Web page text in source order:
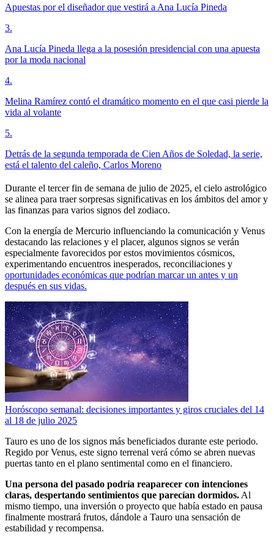
Apuestas por el diseñador que vestirá a Ana Lucía Pineda
3.
Ana Lucía Pineda llega a la posesión presidencial con una apuesta
por la moda nacional
4.
Melina Ramírez contó el dramático momento en el que casi pierde la
vida al volante
5.
Detrás de la segunda temporada de Cien Años de Soledad, la serie,
está el talento del caleño, Carlos Moreno
Durante el tercer fin de semana de julio de 2025, el cielo astrológico
se alinea para traer sorpresas significativas en los ámbitos del amor y
las finanzas para varios signos del zodiaco.
Con la energía de Mercurio influenciando la comunicación y Venus
destacando las relaciones y el placer, algunos signos se verán
especialmente favorecidos por estos movimientos cósmicos,
experimentando encuentros inesperados, reconciliaciones y
oportunidades económicas que podrían marcar un antes y un
después en sus vidas.
Horóscopo semanal: decisiones importantes y giros cruciales del 14
al 18 de julio 2025
Tauro es uno de los signos más beneficiados durante este periodo.
Regido por Venus, este signo terrenal verá cómo se abren nuevas
puertas tanto en el plano sentimental como en el financiero.
Una persona del pasado podría reaparecer con intenciones
claras, despertando sentimientos que parecían dormidos. Al
mismo tiempo, una inversión o proyecto que había estado en pausa
finalmente mostrará frutos, dándole a Tauro una sensación de
estabilidad y recompensa.